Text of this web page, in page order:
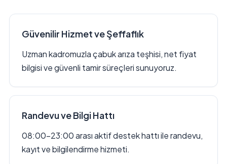
Güvenilir Hizmet ve Şeffaflık
Uzman kadromuzla çabuk arıza teşhisi, net fiyat
bilgisi ve güvenli tamir süreçleri sunuyoruz.
Randevu ve Bilgi Hattı
08:00–23:00 arası aktif destek hattı ile randevu,
kayıt ve bilgilendirme hizmeti.